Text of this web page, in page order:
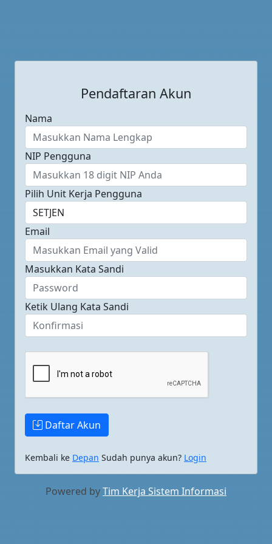
Pendaftaran Akun
Nama
NIP Pengguna
Pilih Unit Kerja Pengguna
Email
Masukkan Kata Sandi
Ketik Ulang Kata Sandi
Daftar Akun
Kembali ke Depan Sudah punya akun? Login
Powered byTim Kerja Sistem Informasi